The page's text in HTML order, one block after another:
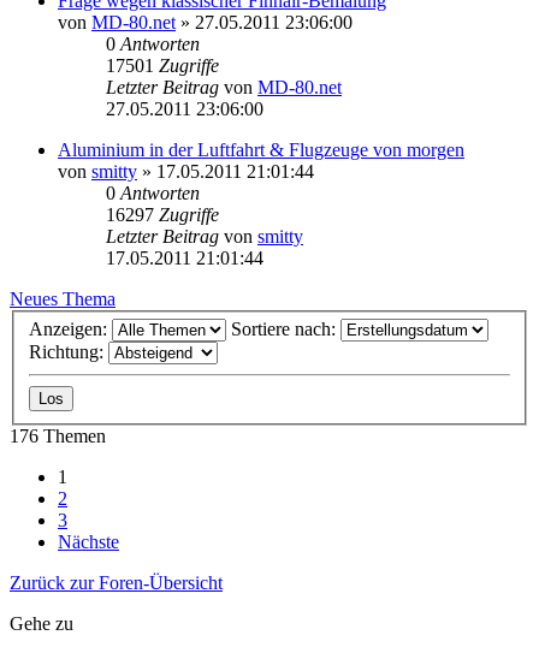
von MD-80.net » 27.05.2011 23:06:00
0 Antworten
17501 Zugriffe
Letzter Beitrag von MD-80.net
27.05.2011 23:06:00
Aluminium in der Luftfahrt & Flugzeuge von morgen
von smitty » 17.05.2011 21:01:44
0 Antworten
16297 Zugriffe
Letzter Beitrag von smitty
17.05.2011 21:01:44
Neues Thema
Anzeigen:
Sortiere nach:
Richtung:
176 Themen
1
2
3
Nächste
Zurück zur Foren-Übersicht
Gehe zu